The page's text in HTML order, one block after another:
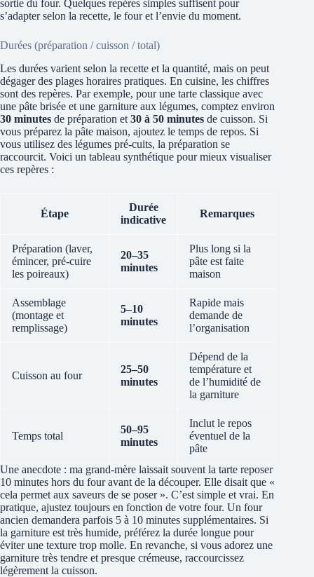
sortie du four. Quelques repères simples suffisent pour
s’adapter selon la recette, le four et l’envie du moment.
Durées (préparation / cuisson / total)
Les durées varient selon la recette et la quantité, mais on peut
dégager des plages horaires pratiques. En cuisine, les chiffres
sont des repères. Par exemple, pour une tarte classique avec
une pâte brisée et une garniture aux légumes, comptez environ
30 minutes de préparation et 30 à 50 minutes de cuisson. Si
vous préparez la pâte maison, ajoutez le temps de repos. Si
vous utilisez des légumes pré-cuits, la préparation se
raccourcit. Voici un tableau synthétique pour mieux visualiser
ces repères :
Étape
Durée
indicative
Remarques
Préparation (laver,
émincer, pré-cuire
les poireaux)
20–35
minutes
Plus long si la
pâte est faite
maison
Assemblage
(montage et
remplissage)
5–10
minutes
Rapide mais
demande de
l’organisation
Cuisson au four
25–50
minutes
Dépend de la
température et
de l’humidité de
la garniture
Temps total
50–95
minutes
Inclut le repos
éventuel de la
pâte
Une anecdote : ma grand-mère laissait souvent la tarte reposer
10 minutes hors du four avant de la découper. Elle disait que «
cela permet aux saveurs de se poser ». C’est simple et vrai. En
pratique, ajustez toujours en fonction de votre four. Un four
ancien demandera parfois 5 à 10 minutes supplémentaires. Si
la garniture est très humide, préférez la durée longue pour
éviter une texture trop molle. En revanche, si vous adorez une
garniture très tendre et presque crémeuse, raccourcissez
légèrement la cuisson.